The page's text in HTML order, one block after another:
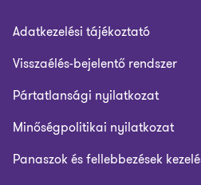
Adatkezelési tájékoztató
Visszaélés-bejelentő rendszer
Pártatlansági nyilatkozat
Minőségpolitikai nyilatkozat
Panaszok és fellebbezések